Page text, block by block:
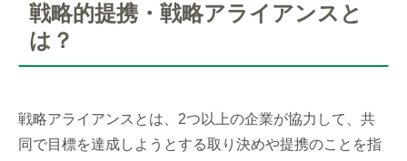
戦略的提携・戦略アライアンスと
は？
戦略アライアンスとは、2つ以上の企業が協力して、共
同で目標を達成しようとする取り決めや提携のことを指